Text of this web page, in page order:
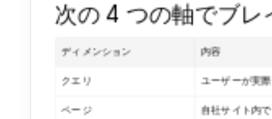
次の 4 つの軸でブ
ディメンション 内容
クエリ ユーザーが実
ページ 自社サイト内